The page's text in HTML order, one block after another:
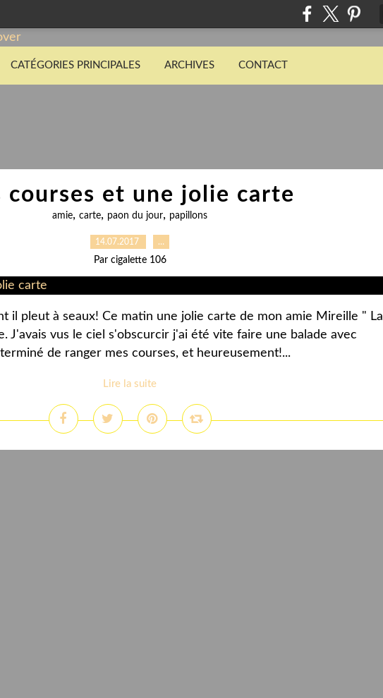
CATÉGORIES PRINCIPALES ARCHIVES CONTACT
courses et une jolie carte
amie, carte, paon du jour, papillons
14.07.2017 …
Par cigalette 106
il pleut à seaux! Ce matin une jolie carte de mon amie Mireille " La
J'avais vus le ciel s'obscurcir j'ai été vite faire une balade avec
de ranger mes courses, et heureusement!...
Lire la suite